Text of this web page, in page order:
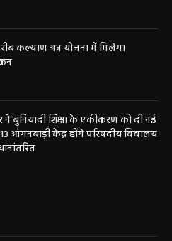
कल्याण अन्न योजना में मिलेगा
ने बुनियादी शिक्षा के एकीकरण को दी नई
आंगनबाड़ी केंद्र होंगे परिषदीय विद्यालय